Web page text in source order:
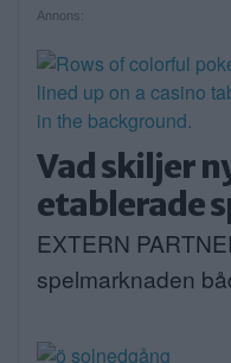
Annons:
Vad skiljer
etablerade
EXTERN
spelmarknaden